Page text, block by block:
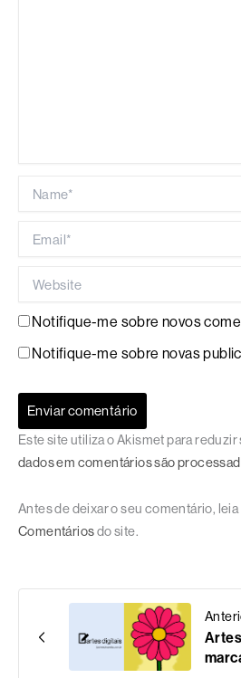
Notifique-me sobre novos
Notifique-me sobre novas
Este site utiliza o Akismet para reduzir
dados em comentários são
Antes de deixar o seu comentário, leia
Comentáriosdo site.